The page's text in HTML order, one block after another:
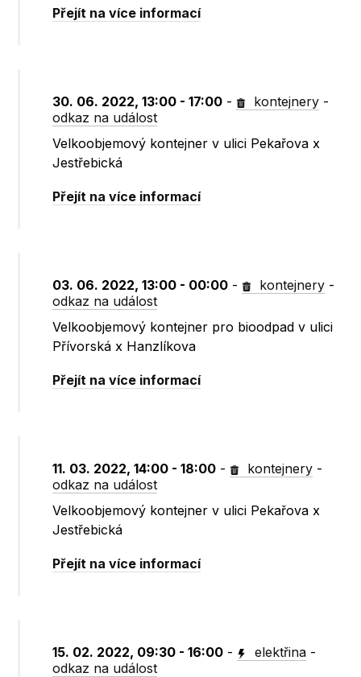
Přejít na více informací
30. 06. 2022, 13:00 - 17:00 - kontejnery -
odkaz na událost
Velkoobjemový kontejner v ulici Pekařova x
Jestřebická
Přejít na více informací
03. 06. 2022, 13:00 - 00:00 - kontejnery -
odkaz na událost
Velkoobjemový kontejner pro bioodpad v ulici
Přívorská x Hanzlíkova
Přejít na více informací
11. 03. 2022, 14:00 - 18:00 - kontejnery -
odkaz na událost
Velkoobjemový kontejner v ulici Pekařova x
Jestřebická
Přejít na více informací
15. 02. 2022, 09:30 - 16:00 - elektřina -
odkaz na událost